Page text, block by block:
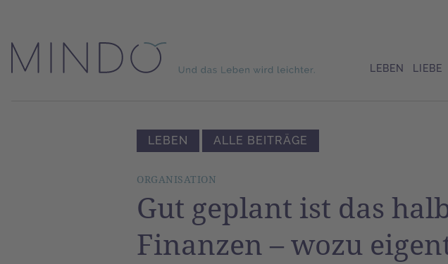
LEBEN LIEBE
LEBEN ALLE BEITRÄGE
ORGANISATION
Gut geplant ist das
Finanzen – wozu